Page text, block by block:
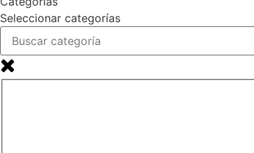
Seleccionar categorías